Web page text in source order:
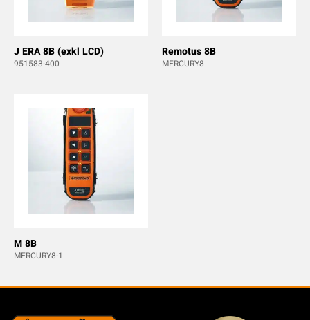
J ERA 8B (exkl LCD)
951583-400
Remotus 8B
MERCURY8
M 8B
MERCURY8-1